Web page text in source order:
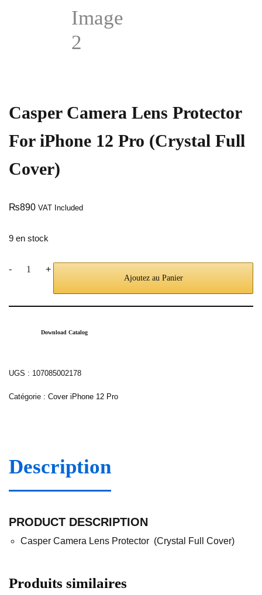
Casper Camera Lens Protector
For iPhone 12 Pro (Crystal Full
Cover)
₨890 VAT Included
9 en stock
- +
Ajoutez au Panier
Download Catalog
UGS : 107085002178
Catégorie : Cover iPhone 12 Pro
Description
PRODUCT DESCRIPTION
Casper Camera Lens Protector (Crystal Full Cover)
Produits similaires